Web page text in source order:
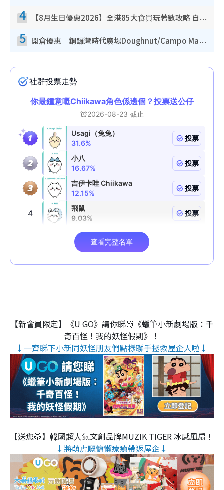
4 【8月生日優惠2026】全港85大食買玩著數攻略 自助餐/火鍋放題同行免費＋誠品/DONKI送現金券
5 開倉優惠｜銅鑼灣時代廣場Doughnut/Campo Marzio開倉低至1折！背囊、書包、手袋劈價$200起
【新會員限定】《U GO》請你睇👹《蠟筆小新劇場版：千
奇百怪！我的妖怪假期》！
↓一齊睇下小新同妖怪朋友們點樣聯手拯救屋企人啦↓
【送您🐯】韓國超人氣文創品牌MUZIK TIGER 冰感風扇！
↓將萌虎嘅慵懶療癒帶返屋企↓